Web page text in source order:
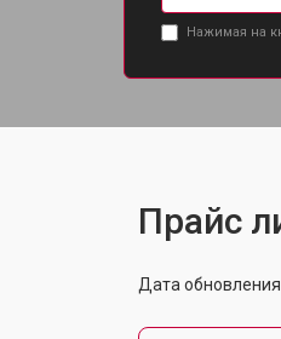
Нажимая на
Прайс
Дата